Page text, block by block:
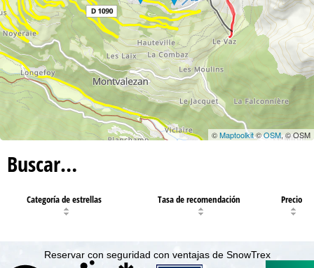
©Maptoolkit©OSM, © OSM
Buscar…
Categoría de estrellas Tasa de recomendación Precio
Reservar con seguridad con ventajas de SnowTrex